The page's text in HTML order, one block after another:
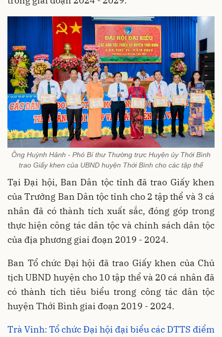
Ông Huỳnh Hảnh - Phó Bí thư Thường trực Huyện ủy Thới Bình
trao Giấy khen của UBND huyện Thới Bình cho các tập thể
Tại Đại hội, Ban Dân tộc tỉnh đã trao Giấy khen
của Trưởng Ban Dân tộc tỉnh cho 2 tập thể và 3 cá
nhân đã có thành tích xuất sắc, đóng góp trong
thực hiện công tác dân tộc và chính sách dân tộc
của địa phương giai đoạn 2019 - 2024.
Ban Tổ chức Đại hội đã trao Giấy khen của Chủ
tịch UBND huyện cho 10 tập thể và 20 cá nhân đã
có thành tích tiêu biểu trong công tác dân tộc
huyện Thới Bình giai đoạn 2019 - 2024.
Trà Vinh: Tổ chức Đại hội đại biểu các DTTS điểm